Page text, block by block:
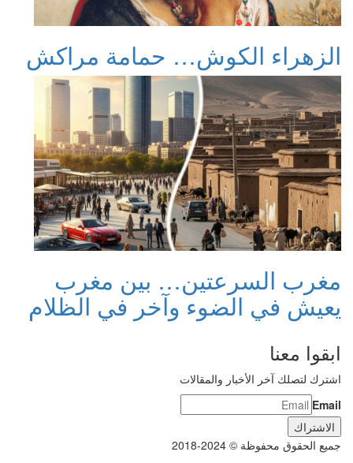
الزهراء الكوش… حمامة مراكش
مغرب السرعتين… بين مغرب
يعيش في الضوء وآخر في الظلام
ابقوا معنا
اشترك لتصلك آخر الأخبار والمقالات
Email
جميع الحقوق محفوظة © 2024-2018